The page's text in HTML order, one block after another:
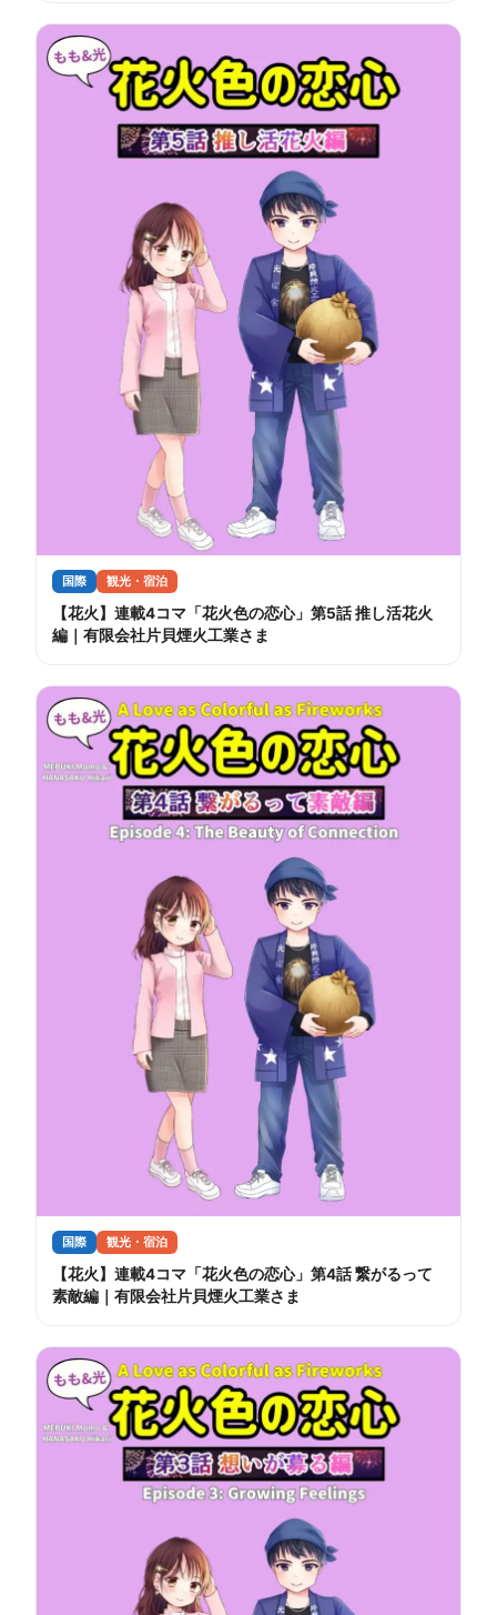
国際 観光・宿泊
【花火】連載4コマ「花火色の恋心」第5話 推し活花火
編｜有限会社片貝煙火工業さま
国際 観光・宿泊
【花火】連載4コマ「花火色の恋心」第4話 繋がるって
素敵編｜有限会社片貝煙火工業さま